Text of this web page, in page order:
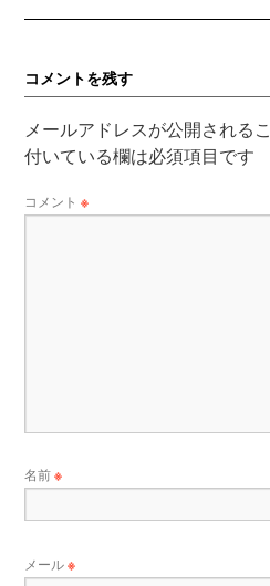
コメントを残す
メールアドレスが公開される
付いている欄は必須項目です
コメント※
名前※
メール※